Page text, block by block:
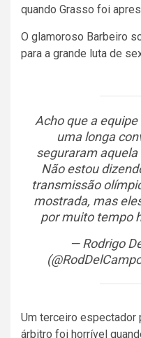
quando Grasso foi
O glamoroso Barbeiro
para a grande luta de
Acho que a
uma longa
seguraram
Não estou
transmissão
mostrada, mas
por muito tempo
— Rodrigo
Um terceiro espectador
árbitro foi horrível